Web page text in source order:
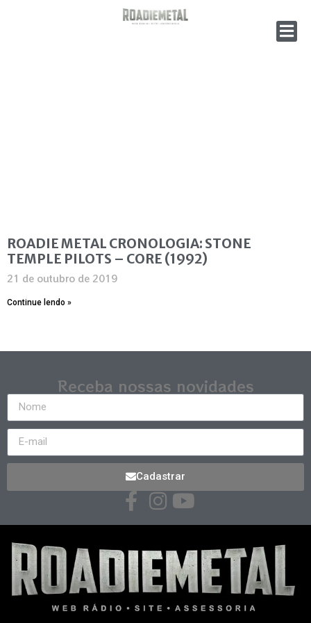
ROADIE METAL CRONOLOGIA: STONE
TEMPLE PILOTS – CORE (1992)
21 de outubro de 2019
Continue lendo »
Receba nossas novidades
Cadastrar